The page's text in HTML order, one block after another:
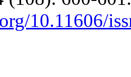
10.11606/